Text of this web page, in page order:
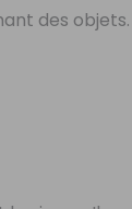
des